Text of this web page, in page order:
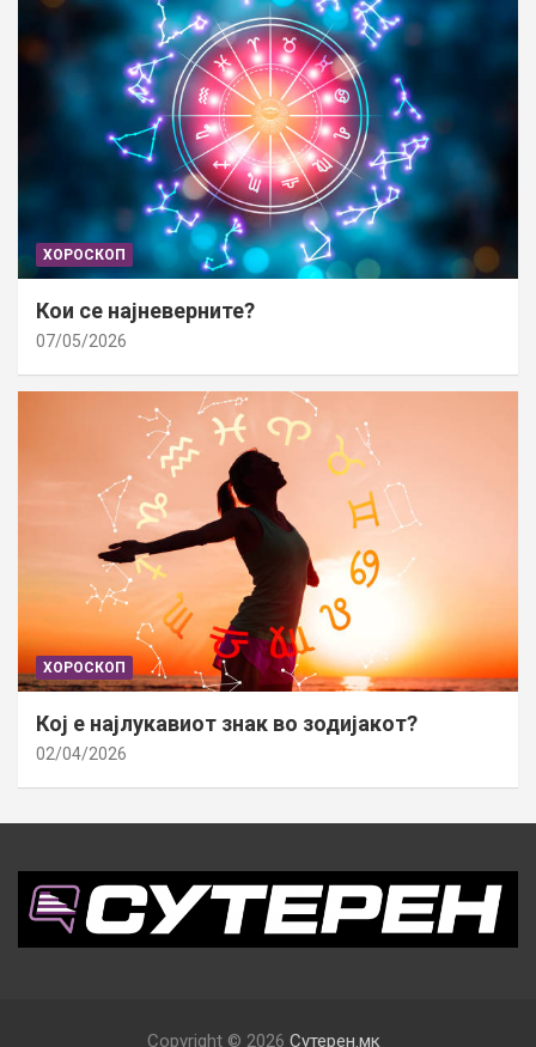
ХОРОСКОП
Кои се најневерните?
07/05/2026
ХОРОСКОП
Кој е најлукавиот знак во зодијакот?
02/04/2026
Copyright © 2026 Сутерен.мк